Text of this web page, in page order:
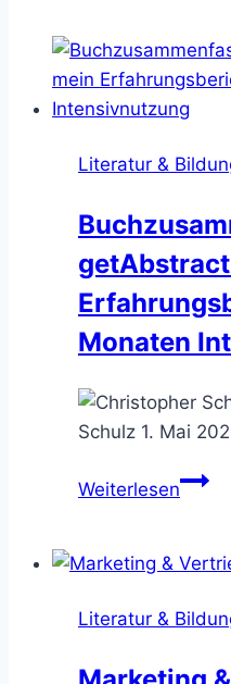
für
Literatur &
Monaten
Schulz 1. Mai
Weiterlesen
–
Literatur &